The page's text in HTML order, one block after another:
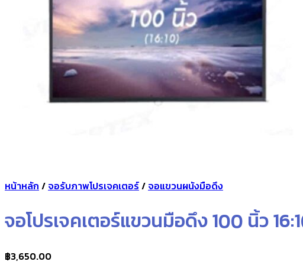
ไม่มีสินค้าในตะกร้า
กลับสู่หน้าร้านค้า
หน้าหลัก / จอรับภาพโปรเจคเตอร์/ จอแขวนผนังมือดึง
จอโปรเจคเตอร์แขวนมือดึง 100 นิ้ว
฿3,650.00